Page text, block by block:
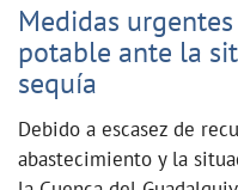
Medidas
potable ante la
sequía
Debido a escasez de
abastecimiento y la